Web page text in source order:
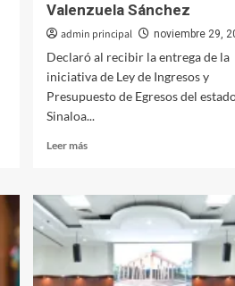
Valenzuela Sánchez
admin principal noviembre 29,
Declaró al recibir la entrega de la
iniciativa de Ley de Ingresos y
Presupuesto de Egresos del
Sinaloa...
Leer másLeer
Espero
llegue
el
bienestar
las